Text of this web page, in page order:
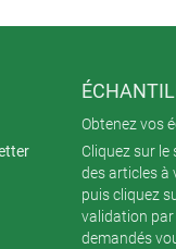
Obtenez vos
Cliquez sur
des articles à
puis cliquez
validation par
demandés